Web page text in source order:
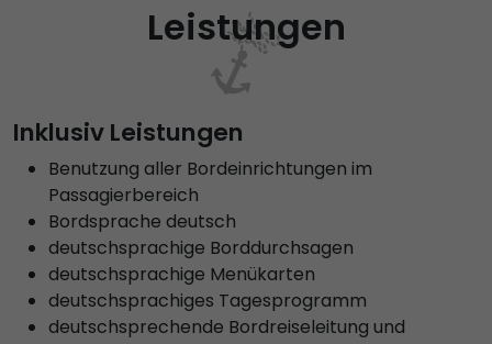
Leistungen
Inklusiv Leistungen
Benutzung aller Bordeinrichtungen im
Passagierbereich
Bordsprache deutsch
deutschsprachige Borddurchsagen
deutschsprachige Menükarten
deutschsprachiges Tagesprogramm
deutschsprechende Bordreiseleitung und